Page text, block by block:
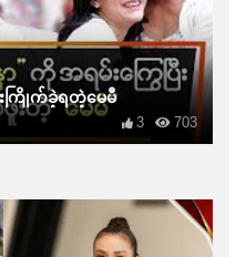
ြီးကြိုက်ခဲ့ရတဲ့မေမီ
703
3